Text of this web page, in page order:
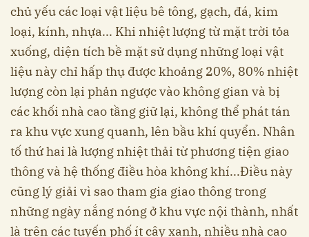
chủ yếu các loại vật liệu bê tông, gạch, đá, kim
loại, kính, nhựa... Khi nhiệt lượng từ mặt trời tỏa
xuống, diện tích bề mặt sử dụng những loại vật
liệu này chỉ hấp thụ được khoảng 20%, 80% nhiệt
lượng còn lại phản ngược vào không gian và bị
các khối nhà cao tầng giữ lại, không thể phát tán
ra khu vực xung quanh, lên bầu khí quyển. Nhân
tố thứ hai là lượng nhiệt thải từ phương tiện giao
thông và hệ thống điều hòa không khí...Điều này
cũng lý giải vì sao tham gia giao thông trong
những ngày nắng nóng ở khu vực nội thành, nhất
là trên các tuyến phố ít cây xanh, nhiều nhà cao